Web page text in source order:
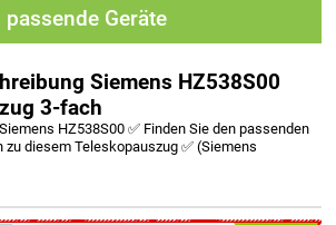
passende Geräte
Siemens HZ538S00
3-fach
HZ538S00 ✅ Finden Sie den passenden
zu diesem Teleskopauszug ✅ (Siemens